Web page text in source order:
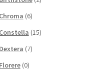
(6)
(15)
(7)
(0)